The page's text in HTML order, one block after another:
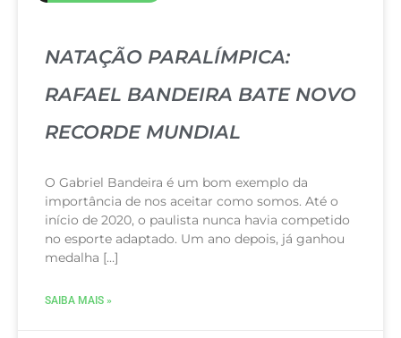
NATAÇÃO PARALÍMPICA:
RAFAEL BANDEIRA BATE NOVO
RECORDE MUNDIAL
O Gabriel Bandeira é um bom exemplo da
importância de nos aceitar como somos. Até o
início de 2020, o paulista nunca havia competido
no esporte adaptado. Um ano depois, já ganhou
medalha […]
SAIBA MAIS »